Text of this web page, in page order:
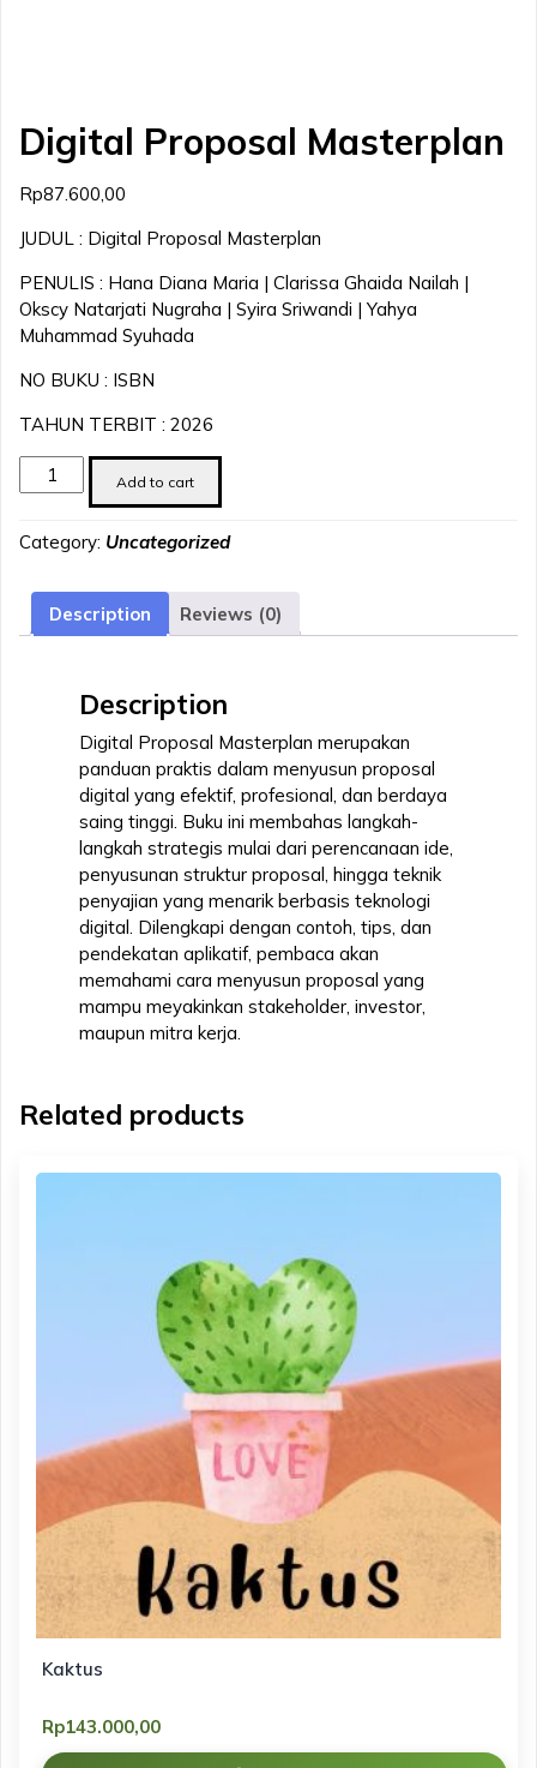
Digital Proposal Masterplan
Rp87.600,00
JUDUL : Digital Proposal Masterplan
PENULIS : Hana Diana Maria | Clarissa Ghaida Nailah |
Okscy Natarjati Nugraha | Syira Sriwandi | Yahya
Muhammad Syuhada
NO BUKU : ISBN
TAHUN TERBIT : 2026
Digital
Proposal
quantity
Add to cart
Category: Uncategorized
Description Reviews (0)
Description
Digital Proposal Masterplan merupakan
panduan praktis dalam menyusun proposal
digital yang efektif, profesional, dan berdaya
saing tinggi. Buku ini membahas langkah-
langkah strategis mulai dari perencanaan ide,
penyusunan struktur proposal, hingga teknik
penyajian yang menarik berbasis teknologi
digital. Dilengkapi dengan contoh, tips, dan
pendekatan aplikatif, pembaca akan
memahami cara menyusun proposal yang
mampu meyakinkan stakeholder, investor,
maupun mitra kerja.
Related products
Kaktus
Rp143.000,00